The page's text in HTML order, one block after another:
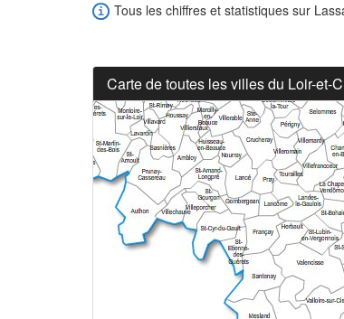
Tous les chiffres et statistiques sur
Carte de toutes les villes du Loir-et-